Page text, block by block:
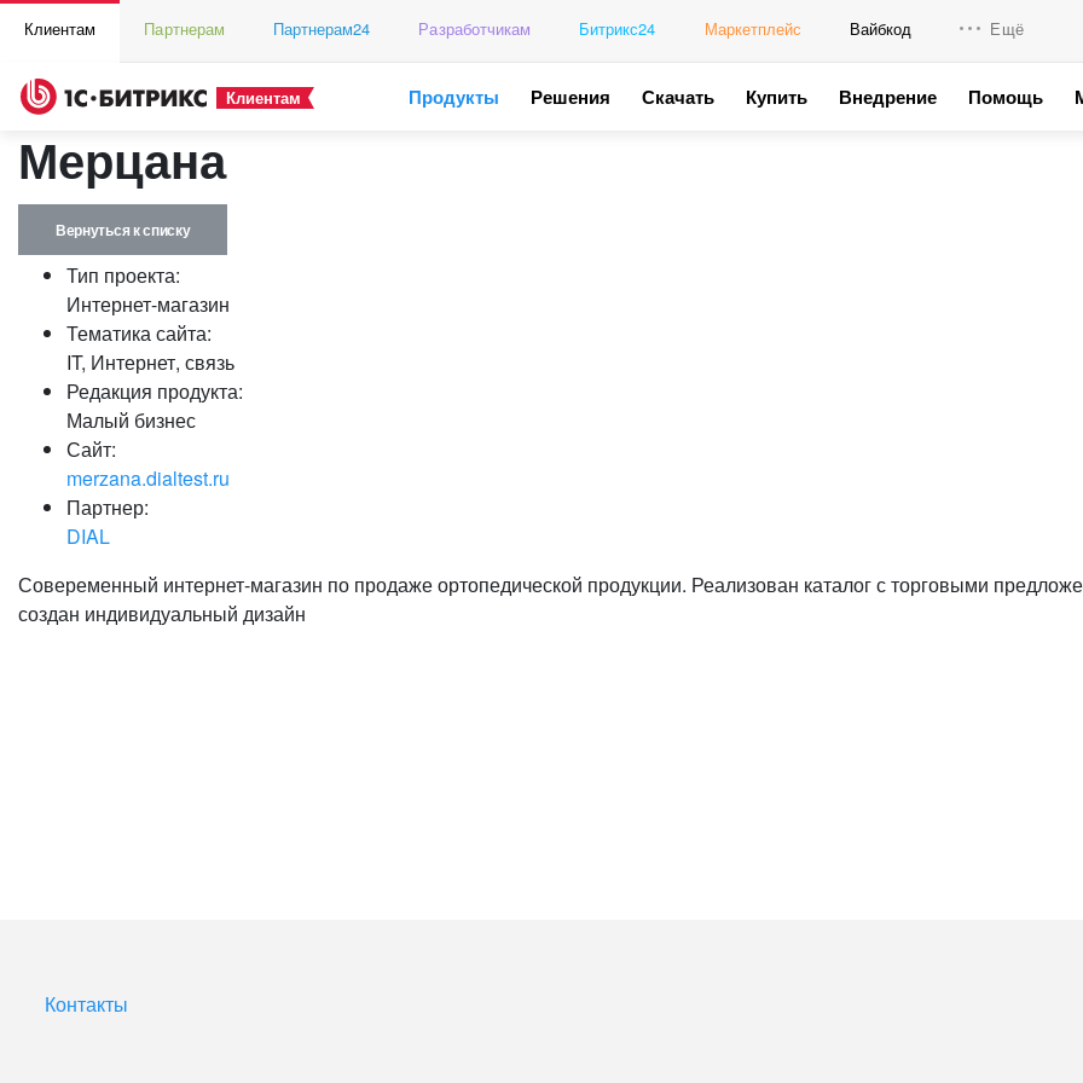
Клиентам Партнерам Партнерам24 Разработчикам Битрикс24 Маркетплейс Вайбкод Ещё
Клиентам Продукты Решения Скачать Купить Внедрение Помощь
Мерцана
Вернуться к списку
Тип проекта:
Интернет-магазин
Тематика сайта:
IT, Интернет, связь
Редакция продукта:
Малый бизнес
Сайт:
merzana.dialtest.ru
Партнер:
DIAL
Совеременный интернет-магазин по продаже ортопедической продукции. Реализован каталог с торговыми
создан индивидуальный дизайн
Контакты